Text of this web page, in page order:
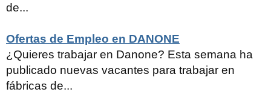
de...
Ofertas de Empleo en DANONE
¿Quieres trabajar en Danone? Esta semana ha
publicado nuevas vacantes para trabajar en
fábricas de...